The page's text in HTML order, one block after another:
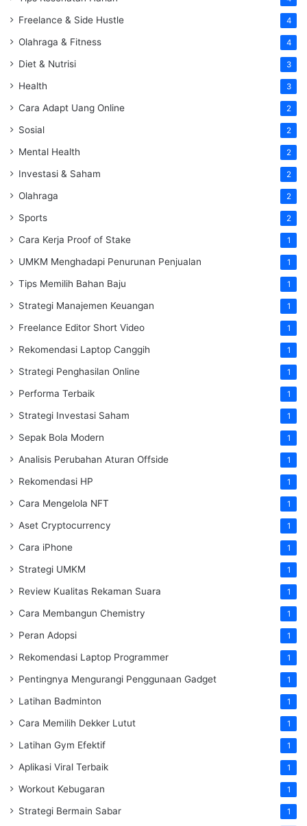
Freelance & Side Hustle 4
Olahraga & Fitness 4
Diet & Nutrisi 3
Health 3
Cara Adapt Uang Online 2
Sosial 2
Mental Health 2
Investasi & Saham 2
Olahraga 2
Sports 2
Cara Kerja Proof of Stake 1
UMKM Menghadapi Penurunan Penjualan 1
Tips Memilih Bahan Baju 1
Strategi Manajemen Keuangan 1
Freelance Editor Short Video 1
Rekomendasi Laptop Canggih 1
Strategi Penghasilan Online 1
Performa Terbaik 1
Strategi Investasi Saham 1
Sepak Bola Modern 1
Analisis Perubahan Aturan Offside 1
Rekomendasi HP 1
Cara Mengelola NFT 1
Aset Cryptocurrency 1
Cara iPhone 1
Strategi UMKM 1
Review Kualitas Rekaman Suara 1
Cara Membangun Chemistry 1
Peran Adopsi 1
Rekomendasi Laptop Programmer 1
Pentingnya Mengurangi Penggunaan Gadget 1
Latihan Badminton 1
Cara Memilih Dekker Lutut 1
Latihan Gym Efektif 1
Aplikasi Viral Terbaik 1
Workout Kebugaran 1
Strategi Bermain Sabar 1